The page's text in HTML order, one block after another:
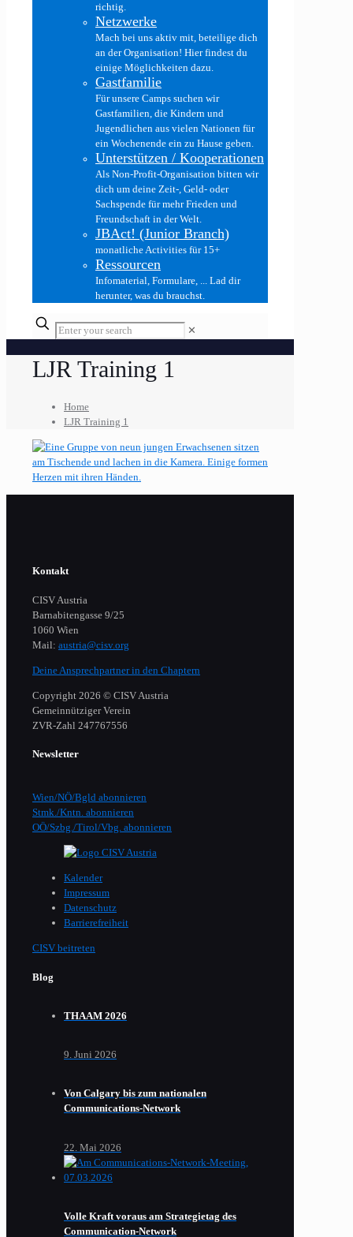
richtig.
Netzwerke
Mach bei uns aktiv mit, beteilige dich
an der Organisation! Hier findest du
einige Möglichkeiten dazu.
Gastfamilie
Für unsere Camps suchen wir
Gastfamilien, die Kindern und
Jugendlichen aus vielen Nationen für
ein Wochenende ein zu Hause geben.
Unterstützen / Kooperationen
Als Non-Profit-Organisation bitten wir
dich um deine Zeit-, Geld- oder
Sachspende für mehr Frieden und
Freundschaft in der Welt.
JBAct! (Junior Branch)
monatliche Activities für 15+
Ressourcen
Infomaterial, Formulare, ... Lad dir
herunter, was du brauchst.
✕
LJR Training 1
Home
LJR Training 1
Kontakt
CISV Austria
Barnabitengasse 9/25
1060 Wien
Mail: austria@cisv.org
Deine Ansprechpartner in den Chaptern
Copyright 2026 © CISV Austria
Gemeinnütziger Verein
​ZVR-Zahl 247767556
Newsletter
Wien/NÖ/Bgld abonnieren
Stmk./Kntn. abonnieren
OÖ/Szbg./Tirol/Vbg. abonnieren
Kalender
Impressum
Datenschutz
Barrierefreiheit
CISV beitreten
Blog
THAAM 2026
9. Juni 2026
Von Calgary bis zum nationalen
Communications-Network
22. Mai 2026
Volle Kraft voraus am Strategietag des
Communication-Network